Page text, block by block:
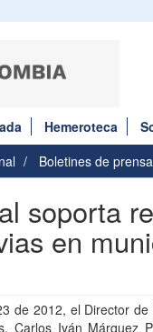
Hemeroteca
Boletines de prensa
soporta
en
de 2012, el Director
Carlos Iván Márquez